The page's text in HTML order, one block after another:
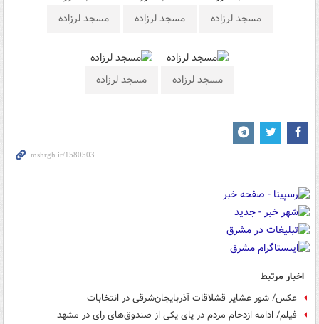
مسجد لرزاده مسجد لرزاده مسجد لرزاده
مسجد لرزاده مسجد لرزاده
اخبار مرتبط
عکس/ شور عشایر قشلاقات آذربایجان‌شرقی در انتخابات
فیلم/ ادامه ازدحام مردم در پای یکی از صندوق‌های رای در مشهد